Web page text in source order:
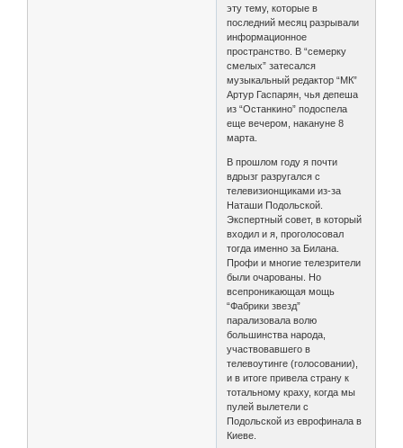
эту тему, которые в
последний месяц разрывали
информационное
пространство. В “семерку
смелых” затесался
музыкальный редактор “МК”
Артур Гаспарян, чья депеша
из “Останкино” подоспела
еще вечером, накануне 8
марта.
В прошлом году я почти
вдрызг разругался с
телевизионщиками из-за
Наташи Подольской.
Экспертный совет, в который
входил и я, проголосовал
тогда именно за Билана.
Профи и многие телезрители
были очарованы. Но
всепроникающая мощь
“Фабрики звезд”
парализовала волю
большинства народа,
участвовавшего в
телевоутинге (голосовании),
и в итоге привела страну к
тотальному краху, когда мы
пулей вылетели с
Подольской из еврофинала в
Киеве.